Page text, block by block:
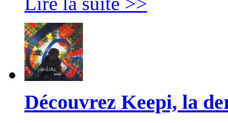
Découvrez Keepi, la